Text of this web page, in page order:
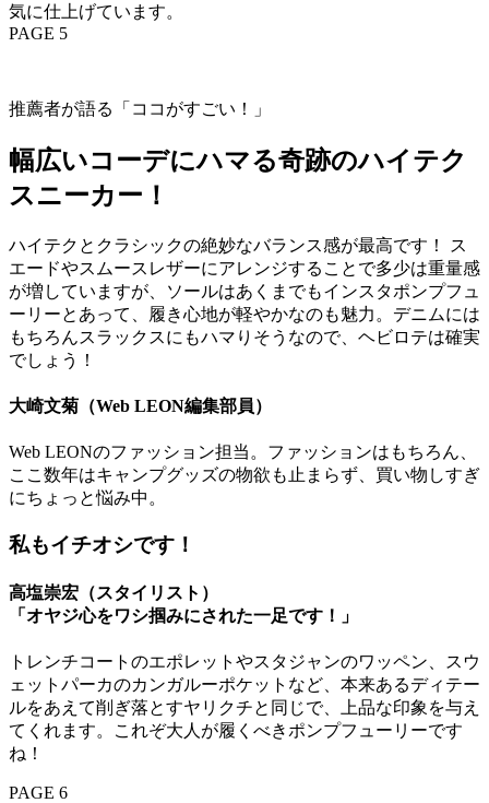
気に仕上げています。
PAGE 5
推薦者が語る「ココがすごい！」
幅広いコーデにハマる奇跡のハイテク
スニーカー！
ハイテクとクラシックの絶妙なバランス感が最高です！ ス
エードやスムースレザーにアレンジすることで多少は重量感
が増していますが、ソールはあくまでもインスタポンプフュ
ーリーとあって、履き心地が軽やかなのも魅力。デニムには
もちろんスラックスにもハマりそうなので、ヘビロテは確実
でしょう！
大崎文菊（Web LEON編集部員）
Web LEONのファッション担当。ファッションはもちろん、
ここ数年はキャンプグッズの物欲も止まらず、買い物しすぎ
にちょっと悩み中。
私もイチオシです！
高塩崇宏（スタイリスト）
「オヤジ心をワシ掴みにされた一足です！」
トレンチコートのエポレットやスタジャンのワッペン、スウ
ェットパーカのカンガルーポケットなど、本来あるディテー
ルをあえて削ぎ落とすヤリクチと同じで、上品な印象を与え
てくれます。これぞ大人が履くべきポンプフューリーです
ね！
PAGE 6